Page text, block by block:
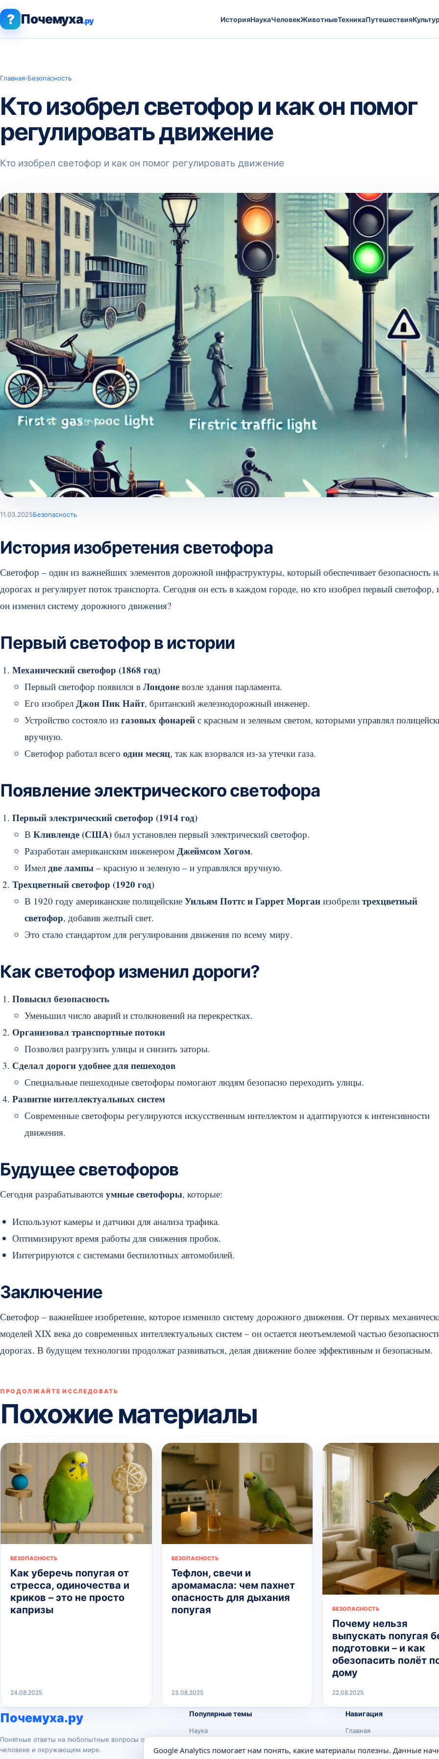
? Почемуха.ру ИсторияНаукаЧеловекЖивотныеТехникаПутешествия
Главная›Безопасность
Кто изобрел светофор и как он помог
регулировать движение
Кто изобрел светофор и как он помог регулировать движение
11.03.2025Безопасность
История изобретения светофора
Светофор – один из важнейших элементов дорожной инфраструктуры, который обеспечивает безопасность
дорогах и регулирует поток транспорта. Сегодня он есть в каждом городе, но кто изобрел первый светофор,
он изменил систему дорожного движения?
Первый светофор в истории
Механический светофор (1868 год)
Первый светофор появился в Лондоне возле здания парламента.
Его изобрел Джон Пик Найт, британский железнодорожный инженер.
Устройство состояло из газовых фонарей с красным и зеленым светом, которыми управлял
вручную.
Светофор работал всего один месяц, так как взорвался из-за утечки газа.
Появление электрического светофора
Первый электрический светофор (1914 год)
В Кливленде (США) был установлен первый электрический светофор.
Разработан американским инженером Джеймсом Хогом.
Имел две лампы – красную и зеленую – и управлялся вручную.
Трехцветный светофор (1920 год)
В 1920 году американские полицейские Уильям Поттс и Гаррет Морган изобрели трехцветный
светофор, добавив желтый свет.
Это стало стандартом для регулирования движения по всему миру.
Как светофор изменил дороги?
Повысил безопасность
Уменьшил число аварий и столкновений на перекрестках.
Организовал транспортные потоки
Позволил разгрузить улицы и снизить заторы.
Сделал дороги удобнее для пешеходов
Специальные пешеходные светофоры помогают людям безопасно переходить улицы.
Развитие интеллектуальных систем
Современные светофоры регулируются искусственным интеллектом и адаптируются к интенсивности
движения.
Будущее светофоров
Сегодня разрабатываются умные светофоры, которые:
Используют камеры и датчики для анализа трафика.
Оптимизируют время работы для снижения пробок.
Интегрируются с системами беспилотных автомобилей.
Заключение
Светофор – важнейшее изобретение, которое изменило систему дорожного движения. От первых
моделей XIX века до современных интеллектуальных систем – он остается неотъемлемой частью
дорогах. В будущем технологии продолжат развиваться, делая движение более эффективным и безопасным.
ПРОДОЛЖАЙТЕ ИССЛЕДОВАТЬ
Похожие материалы
БЕЗОПАСНОСТЬ
Как уберечь попугая от
стресса, одиночества и
криков – это не просто
капризы
24.08.2025
БЕЗОПАСНОСТЬ
Тефлон, свечи и
аромамасла: чем пахнет
опасность для дыхания
попугая
23.08.2025
БЕЗОПАСНОСТЬ
Почему нельзя
выпускать попугая
подготовки – и как
обезопасить полёт
дому
22.08.2025
Почемуха.ру
Понятные ответы на любопытные вопросы о
человеке и окружающем мире.
Популярные темы
Наука
Навигация
Главная
Google Analytics помогает нам понять, какие материалы полезны. Данные